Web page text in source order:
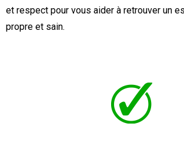
et respect pour vous aider à retrouver un
propre et sain.